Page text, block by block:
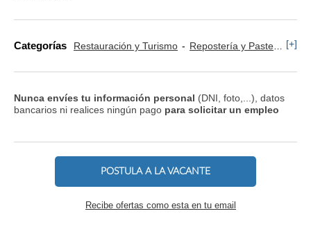
Categorías Restauración y Turismo Repostería y Pastelería [+]
Nunca envíes tu información personal (DNI, foto,...), datos
bancarios ni realices ningún pago para solicitar un empleo
POSTULA A LA VACANTE
Recibe ofertas como esta en tu email